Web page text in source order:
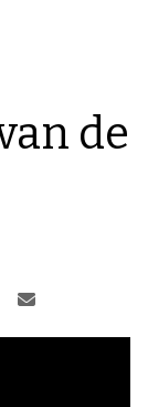
de